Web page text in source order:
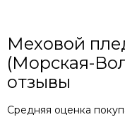
Меховой
(Морская-
отзывы
Средняя оценка